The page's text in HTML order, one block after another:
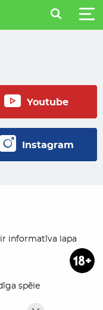
Youtube
Instagram
ir informatīva lapa
spēle